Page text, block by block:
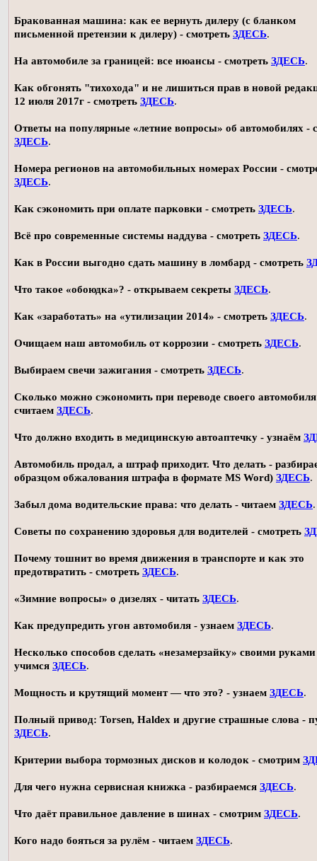
Бракованная машина: как ее вернуть дилеру (с бланком
письменной претензии к дилеру) - смотреть ЗДЕСЬ.
На автомобиле за границей: все нюансы - смотреть ЗДЕСЬ.
Как обгонять "тихохода" и не лишиться прав в новой
12 июля 2017г - смотреть ЗДЕСЬ.
Ответы на популярные «летние вопросы» об автомобилях -
ЗДЕСЬ.
Номера регионов на автомобильных номерах России -
ЗДЕСЬ.
Как сэкономить при оплате парковки - смотреть ЗДЕСЬ.
Всё про современные системы наддува - смотреть ЗДЕСЬ.
Как в России выгодно сдать машину в ломбард - смотреть
Что такое «обоюдка»? - открываем секреты ЗДЕСЬ.
Как «заработать» на «утилизации 2014» - смотреть ЗДЕСЬ.
Очищаем наш автомобиль от коррозии - смотреть ЗДЕСЬ.
Выбираем свечи зажигания - смотреть ЗДЕСЬ.
Сколько можно сэкономить при переводе своего автомобиля
считаем ЗДЕСЬ.
Что должно входить в медицинскую автоаптечку - узнаём
Автомобиль продал, а штраф приходит. Что делать -
образцом обжалования штрафа в формате MS Word) ЗДЕСЬ.
Забыл дома водительские права: что делать - читаем ЗДЕСЬ.
Советы по сохранению здоровья для водителей - смотреть
Почему тошнит во время движения в транспорте и как это
предотвратить - смотреть ЗДЕСЬ.
«Зимние вопросы» о дизелях - читать ЗДЕСЬ.
Как предупредить угон автомобиля - узнаем ЗДЕСЬ.
Несколько способов сделать «незамерзайку» своими
учимся ЗДЕСЬ.
Мощность и крутящий момент — что это? - узнаем ЗДЕСЬ.
Полный привод: Torsen, Haldex и другие страшные слова -
ЗДЕСЬ.
Критерии выбора тормозных дисков и колодок - смотрим
Для чего нужна сервисная книжка - разбираемся ЗДЕСЬ.
Что даёт правильное давление в шинах - смотрим ЗДЕСЬ.
Кого надо бояться за рулём - читаем ЗДЕСЬ.